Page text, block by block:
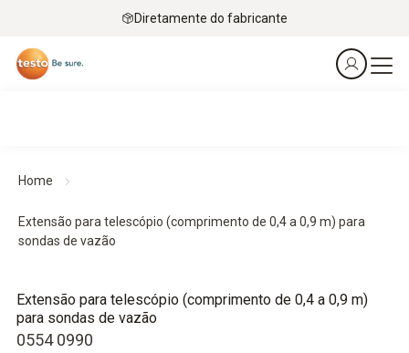
Diretamente do fabricante
Home
Extensão para telescópio (comprimento de 0,4 a 0,9 m) para
sondas de vazão
0554 0990
Extensão para telescópio (comprimento de 0,4 a 0,9 m)
para sondas de vazão